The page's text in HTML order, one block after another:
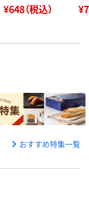
¥648（税込）
おすすめ特集一覧